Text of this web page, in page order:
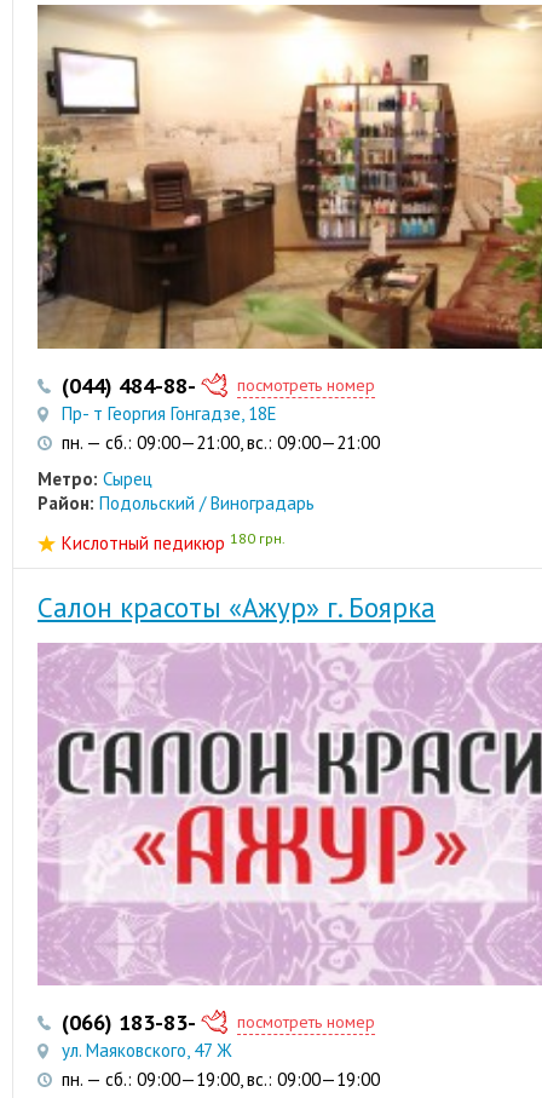
(044) 484-88-48 (066) 713-74-89
посмотреть номер
Пр- т Георгия Гонгадзе, 18Е
пн. — сб.: 09:00—21:00, вс.: 09:00—21:00
Метро: Сырец
Район: Подольский / Виноградарь
Кислотный педикюр 180 грн.
Салон красоты «Ажур» г. Боярка
(066) 183-83-83 (063) 126-79-56
посмотреть номер
ул. Маяковского, 47 Ж
пн. — сб.: 09:00—19:00, вс.: 09:00—19:00